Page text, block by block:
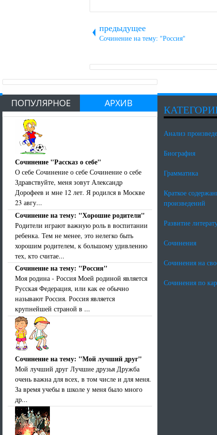
предыдущее
Сочинение на тему: "Россия"
ПОПУЛЯРНОЕ АРХИВ
Сочинение "Рассказ о себе"
О себе Сочинение о себе Сочинение о себе
Здравствуйте, меня зовут Александр
Дорофеев и мне 12 лет. Я родился в Москве
23 авгу...
Сочинение на тему: "Хорошие родители"
Родители играют важную роль в воспитании
ребенка. Тем не менее, это нелегко быть
хорошим родителем, к большому удивлению
тех, кто считае...
Сочинение на тему: "Россия"
Моя родина - Россия Моей родиной является
Русская Федерация, или как ее обычно
называют Россия. Россия является
крупнейшей страной в ...
Сочинение на тему: "Мой лучший друг"
Мой лучший друг Лучшие друзья Дружба
очень важна для всех, в том числе и для меня.
За время учебы в школе у меня было много
др...
Анализ
Биография
Грамматика
Краткое
произведений
Развитие
Сочинения
Сочинения на
Сочинения по